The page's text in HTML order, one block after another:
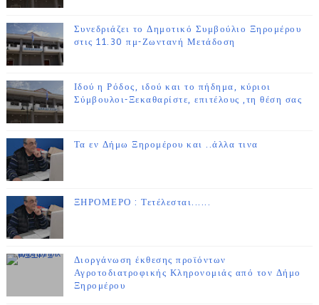
Συνεδριάζει το Δημοτικό Συμβούλιο Ξηρομέρου
στις 11.30 πμ-Ζωντανή Μετάδοση
Ιδού η Ρόδος, ιδού και το πήδημα, κύριοι
Σύμβουλοι-Ξεκαθαρίστε, επιτέλους ,τη θέση σας
Τα εν Δήμω Ξηρομέρου και ..άλλα τινα
ΞΗΡΟΜΕΡΟ : Τετέλεσται......
Διοργάνωση έκθεσης προϊόντων
Αγροτοδιατροφικής Κληρονομιάς από τον Δήμο
Ξηρομέρου